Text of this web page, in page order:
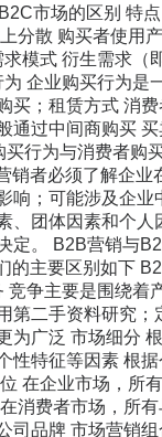
市场的区别 特
分散 购买者使用
模式 衍生需求（
企业购买行为是
；租赁方式 消
过中间商购买
行为与消费者购
者必须了解企
；可能涉及企
团体因素和个
。 B2B营销与
主要区别如下
争主要是围绕着
二手资料研究
广泛 市场细分
特征等因素 根
在企业市场，所
消费者市场，所
品牌 市场营销